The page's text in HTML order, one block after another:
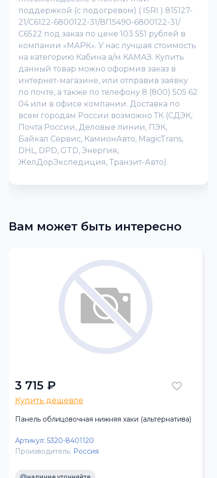
поддержкой (с подогревом) ( ISRI ) 815127-
21/C6122-6800122-31/ВП5490-6800122-31/
С6522 под заказ по цене 103 551 рублей в
компании «МАРК». У нас лучшая стоимость
на категорию Кабина а/м КАМАЗ. Купить
данный товар можно оформив заказ в
интернет-магазине, или отправив заявку
по почте, а также по телефону 8 (800) 505 62
04 или в офисе компании. Доставка по
всем городам России возможно ТК (СДЭК,
Почта России, Деловые линии, ПЭК,
Байкал Сервис, КамионАвто, MagicTrans,
DHL, DPD, GTD, Энергия,
ЖелДорЭкспедиция, Транзит-Авто).
Вам может быть интересно
3 715 ₽
Купить дешевле
Панель облицовочная нижняя хаки (альтернатива)
Артикул: 5320-8401120
Производитель: Россия